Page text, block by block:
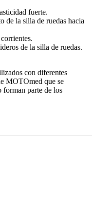
fuerte.
de la silla de ruedas hacia
de la silla de ruedas.
con diferentes
MOTOmed que se
forman parte de los